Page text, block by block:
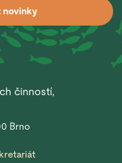
novinky
činností,
Brno